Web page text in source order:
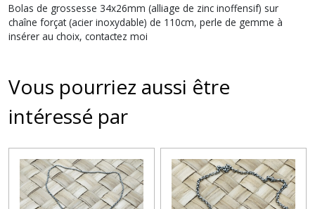
Bolas de grossesse 34x26mm (alliage de zinc inoffensif) sur
chaîne forçat (acier inoxydable) de 110cm, perle de gemme à
insérer au choix, contactez moi
Vous pourriez aussi être
intéressé par